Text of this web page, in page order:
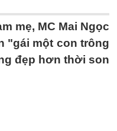
mẹ, MC Mai Ngọc
"gái một con trông
đẹp hơn thời son